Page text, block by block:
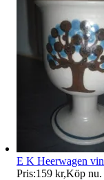
E K Heerwagen
Pris:159 kr,Köp nu.